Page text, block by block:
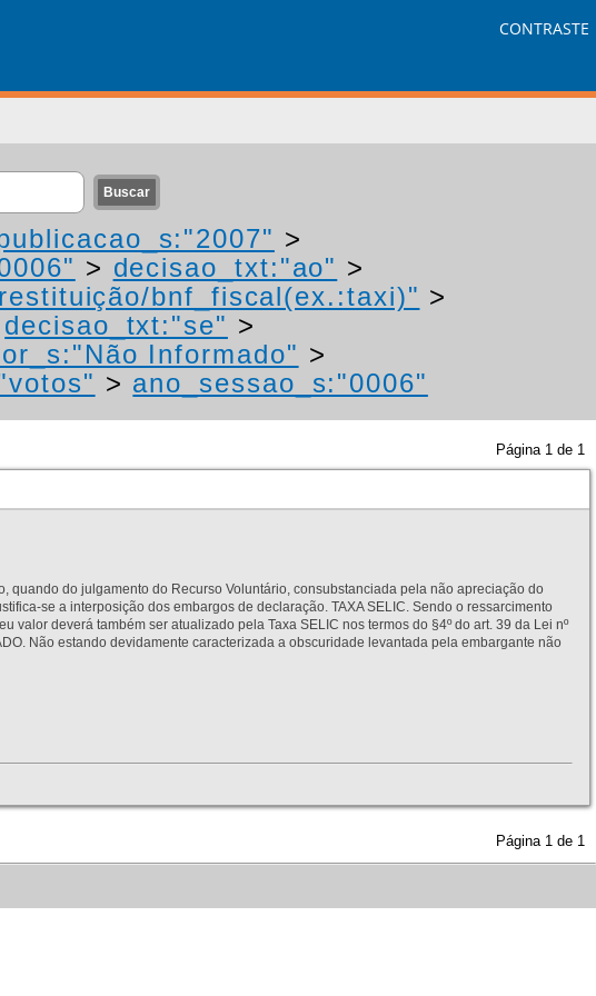
CONTRASTE
>
> decisao_txt:"ao" >
bnf_fiscal(ex.:taxi)" >
decisao_txt:"se" >
Informado" >
> ano_sessao_s:"0006"
Página 1 de 1
quando do julgamento do Recurso Voluntário, consubstanciada pela não apreciação do
se a interposição dos embargos de declaração. TAXA SELIC. Sendo o ressarcimento
deverá também ser atualizado pela Taxa SELIC nos termos do §4º do art. 39 da Lei nº
Não estando devidamente caracterizada a obscuridade levantada pela embargante não
Página 1 de 1